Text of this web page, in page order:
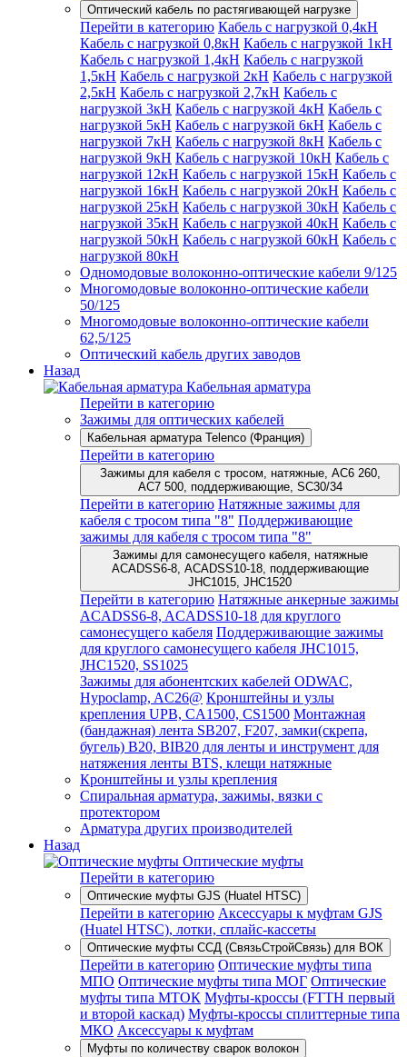
Оптический кабель по растягивающей нагрузке
Перейти в категорию Кабель с нагрузкой 0,4кН
Кабель с нагрузкой 0,8кН Кабель с нагрузкой 1кН
Кабель с нагрузкой 1,4кН Кабель с нагрузкой
1,5кН Кабель с нагрузкой 2кН Кабель с нагрузкой
2,5кН Кабель с нагрузкой 2,7кН Кабель с
нагрузкой 3кН Кабель с нагрузкой 4кН Кабель с
нагрузкой 5кН Кабель с нагрузкой 6кН Кабель с
нагрузкой 7кН Кабель с нагрузкой 8кН Кабель с
нагрузкой 9кН Кабель с нагрузкой 10кН Кабель с
нагрузкой 12кН Кабель с нагрузкой 15кН Кабель с
нагрузкой 16кН Кабель с нагрузкой 20кН Кабель с
нагрузкой 25кН Кабель с нагрузкой 30кН Кабель с
нагрузкой 35кН Кабель с нагрузкой 40кН Кабель с
нагрузкой 50кН Кабель с нагрузкой 60кН Кабель с
нагрузкой 80кН
Одномодовые волоконно-оптические кабели 9/125
Многомодовые волоконно-оптические кабели
50/125
Многомодовые волоконно-оптические кабели
62,5/125
Оптический кабель других заводов
Назад
Кабельная арматура
Перейти в категорию
Зажимы для оптических кабелей
Кабельная арматура Telenco (Франция)
Перейти в категорию
Зажимы для кабеля с тросом, натяжные, AC6 260,
AC7 500, поддерживающие, SC30/34
Перейти в категорию Натяжные зажимы для
кабеля с тросом типа "8" Поддерживающие
зажимы для кабеля с тросом типа "8"
Зажимы для самонесущего кабеля, натяжные
ACADSS6-8, ACADSS10-18, поддерживающие
JHC1015, JHC1520
Перейти в категорию Натяжные анкерные зажимы
ACADSS6-8, ACADSS10-18 для круглого
самонесущего кабеля Поддерживающие зажимы
для круглого самонесущего кабеля JHC1015,
JHC1520, SS1025
Зажимы для абонентских кабелей ODWAC,
Hypoclamp, AC26@ Кронштейны и узлы
крепления UPB, CA1500, CS1500 Монтажная
(бандажная) лента SB207, F207, замки(скрепа,
бугель) B20, BIB20 для ленты и инструмент для
натяжения ленты BTS, клещи натяжные
Кронштейны и узлы крепления
Спиральная арматура, зажимы, вязки с
протектором
Арматура других производителей
Назад
Оптические муфты
Перейти в категорию
Оптические муфты GJS (Huatel HTSC)
Перейти в категорию Аксессуары к муфтам GJS
(Huatel HTSC), лотки, сплайс-кассеты
Оптические муфты ССД (СвязьСтройСвязь) для ВОК
Перейти в категорию Оптические муфты типа
МПО Оптические муфты типа МОГ Оптические
муфты типа МТОК Муфты-кроссы (FTTH первый
и второй каскад) Муфты-кроссы сплиттерные типа
МКО Аксессуары к муфтам
Муфты по количеству сварок волокон